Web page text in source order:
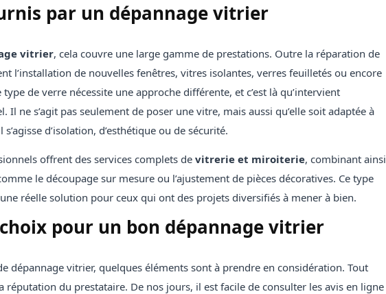
par un dépannage vitrier
vitrier, cela couvre une large gamme de prestations. Outre la réparation de
l’installation de nouvelles fenêtres, vitres isolantes, verres feuilletés ou encore
de verre nécessite une approche différente, et c’est là qu’intervient
Il ne s’agit pas seulement de poser une vitre, mais aussi qu’elle soit adaptée à
d’isolation, d’esthétique ou de sécurité.
offrent des services complets de vitrerie et miroiterie, combinant ainsi
le découpage sur mesure ou l’ajustement de pièces décoratives. Ce type
réelle solution pour ceux qui ont des projets diversifiés à mener à bien.
pour un bon dépannage vitrier
dépannage vitrier, quelques éléments sont à prendre en considération. Tout
réputation du prestataire. De nos jours, il est facile de consulter les avis en ligne